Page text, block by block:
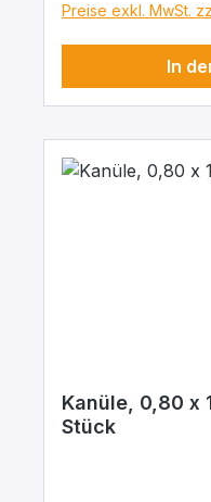
Preise exkl. MwSt.
In
Kanüle, 0,80 x
Stück